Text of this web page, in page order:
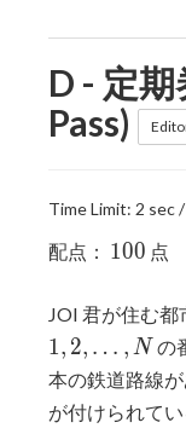
D - 定
Pass)
Time Limit: 2 sec
配点： 100
100 点
JOI 君が住む都
1, 2, … , Nの
本の鉄道路線
が付けられて